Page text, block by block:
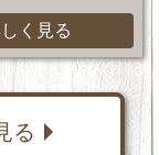
く見る
る